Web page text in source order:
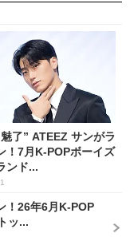
了” ATEEZ サンがラ
！7月K-POPボーイズ
ンド...
！26年6月K-POP
ッ...